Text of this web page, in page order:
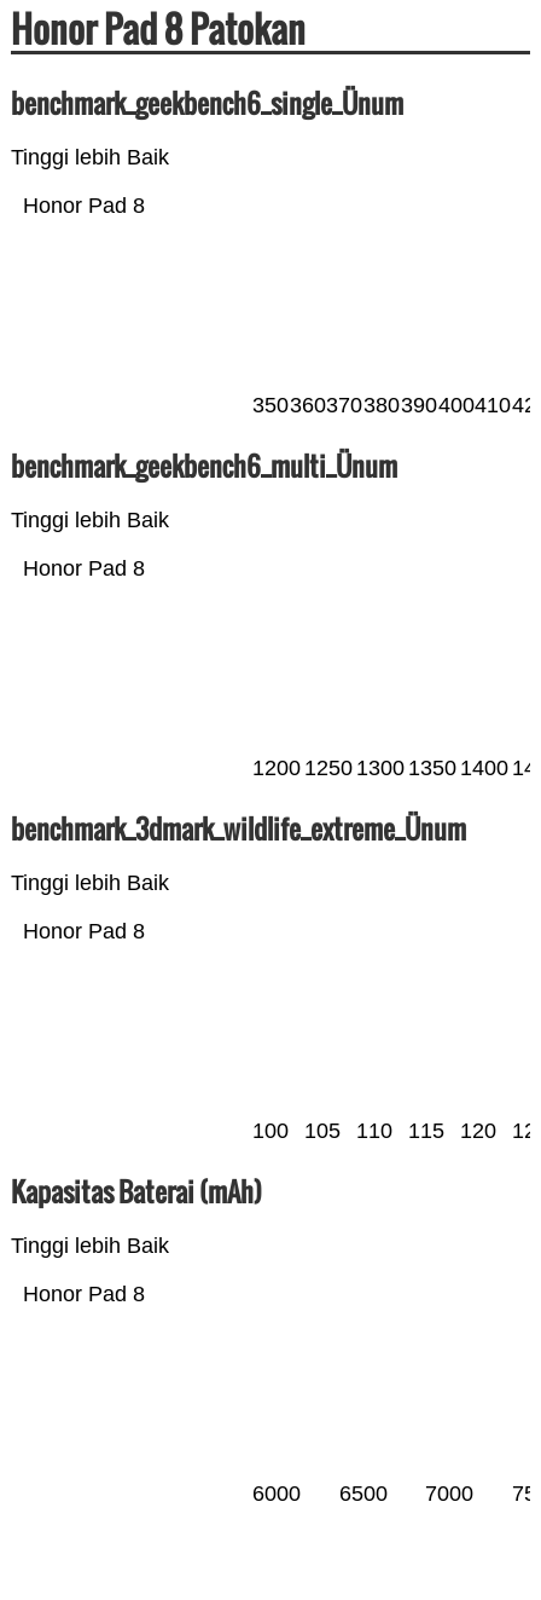
Honor Pad 8 Patokan
benchmark_geekbench6_single_Ünum
Tinggi lebih Baik
Honor Pad 8
350360370380390400410
benchmark_geekbench6_multi_Ünum
Tinggi lebih Baik
Honor Pad 8
1200 1250 1300 1350 1400
benchmark_3dmark_wildlife_extreme_Ünum
Tinggi lebih Baik
Honor Pad 8
100 105 110 115 120
Kapasitas Baterai (mAh)
Tinggi lebih Baik
Honor Pad 8
6000 6500 7000